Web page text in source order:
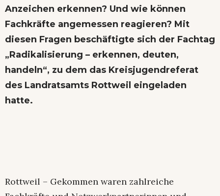
Anzeichen erkennen? Und wie können
Fachkräfte angemessen reagieren? Mit
diesen Fragen beschäftigte sich der Fachtag
„Radikalisierung – erkennen, deuten,
handeln“, zu dem das Kreisjugendreferat
des Landratsamts Rottweil eingeladen
hatte.
Rottweil – Gekommen waren zahlreiche